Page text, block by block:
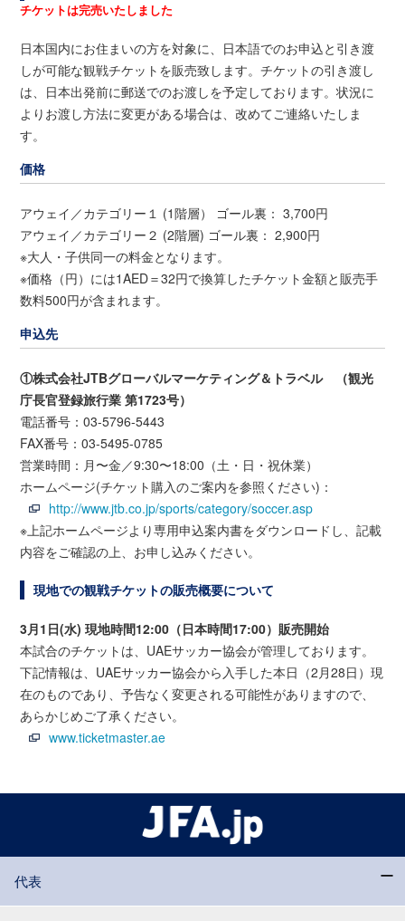
チケットは完売いたしました
日本国内にお住まいの方を対象に、日本語でのお申込と引き渡
しが可能な観戦チケットを販売致します。チケットの引き渡し
は、日本出発前に郵送でのお渡しを予定しております。状況に
よりお渡し方法に変更がある場合は、改めてご連絡いたしま
す。
価格
アウェイ／カテゴリー１ (1階層） ゴール裏： 3,700円
アウェイ／カテゴリー２ (2階層) ゴール裏： 2,900円
※大人・子供同一の料金となります。
※価格（円）には1AED＝32円で換算したチケット金額と販売手
数料500円が含まれます。
申込先
①株式会社JTBグローバルマーケティング＆トラベル （観光
庁長官登録旅行業 第1723号）
電話番号：03-5796-5443
FAX番号：03-5495-0785
営業時間：月〜金／9:30〜18:00（土・日・祝休業）
ホームページ(チケット購入のご案内を参照ください)：
http://www.jtb.co.jp/sports/category/soccer.asp
※上記ホームページより専用申込案内書をダウンロードし、記載
内容をご確認の上、お申し込みください。
現地での観戦チケットの販売概要について
3月1日(水) 現地時間12:00（日本時間17:00）販売開始
本試合のチケットは、UAEサッカー協会が管理しております。
下記情報は、UAEサッカー協会から入手した本日（2月28日）現
在のものであり、予告なく変更される可能性がありますので、
あらかじめご了承ください。
www.ticketmaster.ae
代表